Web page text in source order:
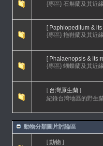
{專區} 石斛蘭及其近
[ Paphiopedilum &
{專區} 拖鞋蘭及其近
[ Phalaenopsis & its
{專區} 蝴蝶蘭及其近
[ 台灣原生蘭 ]
紀錄台灣地區的野生
動物分類圖片討論區
[ 動物 ]